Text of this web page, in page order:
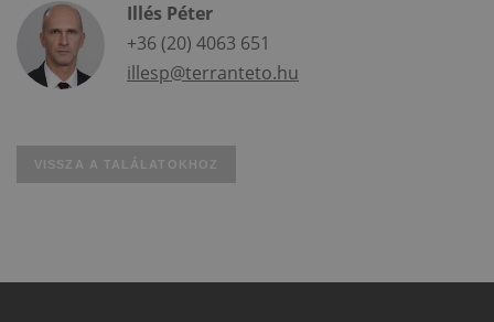
Illés Péter
+36 (20) 4063 651
illesp@terranteto.hu
VISSZA A TALÁLATOKHOZ